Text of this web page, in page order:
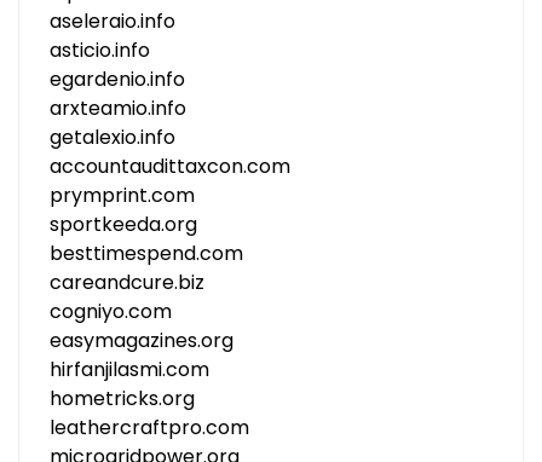
aseleraio.info
asticio.info
egardenio.info
arxteamio.info
getalexio.info
accountaudittaxcon.com
prymprint.com
sportkeeda.org
besttimespend.com
careandcure.biz
cogniyo.com
easymagazines.org
hirfanjilasmi.com
hometricks.org
leathercraftpro.com